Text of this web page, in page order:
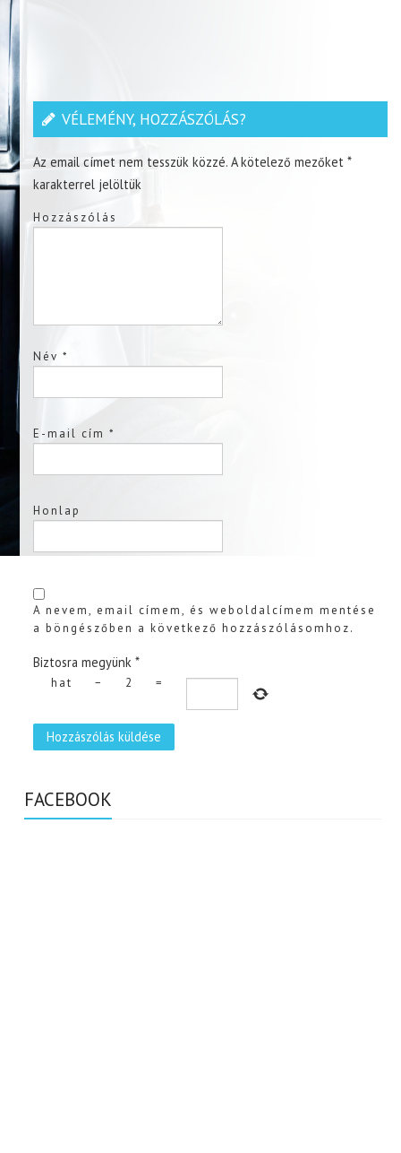
VÉLEMÉNY, HOZZÁSZÓLÁS?
Az email címet nem tesszük közzé. A kötelező mezőket*
karakterrel jelöltük
Hozzászólás
Név*
E-mail cím*
Honlap
A nevem, email címem, és weboldalcímem mentése
a böngészőben a következő hozzászólásomhoz.
Biztosra megyünk *
hat − 2 =
FACEBOOK